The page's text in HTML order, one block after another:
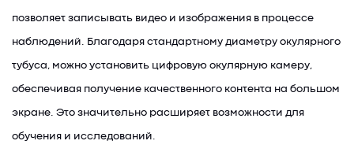
позволяет записывать видео и изображения в процессе
наблюдений. Благодаря стандартному диаметру окулярного
тубуса, можно установить цифровую окулярную камеру,
обеспечивая получение качественного контента на большом
экране. Это значительно расширяет возможности для
обучения и исследований.